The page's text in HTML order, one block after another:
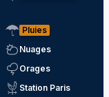
Pluies
Nuages
Orages
Station Paris